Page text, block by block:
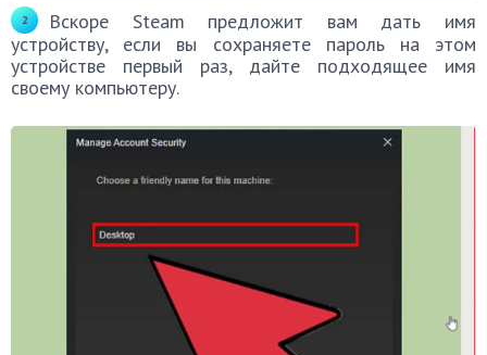
Вскоре Steam предложит вам дать имя
устройству, если вы сохраняете пароль на этом
устройстве первый раз, дайте подходящее имя
своему компьютеру.